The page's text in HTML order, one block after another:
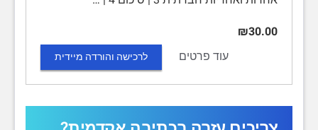
₪30.00
עוד פרטים
לרכישה והורדה מיידית